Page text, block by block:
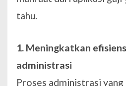
tahu.
1. Meningkatkan
administrasi
Proses administrasi